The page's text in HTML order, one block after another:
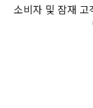
소비자 및 잠재 고